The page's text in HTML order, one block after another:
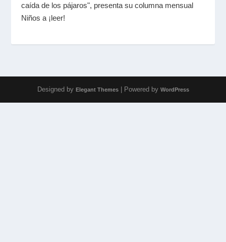
caída de los pájaros", presenta su columna mensual
Niños a ¡leer!
Designed by Elegant Themes| Powered by WordPress